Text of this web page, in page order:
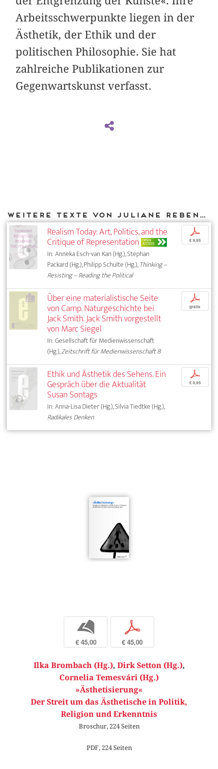
Arbeitsschwerpunkte liegen in der
Ästhetik, der Ethik und der
politischen Philosophie. Sie hat
zahlreiche Publikationen zur
Gegenwartskunst verfasst.
Weitere Texte von Juliane Rebentisch bei DIAPHANES
Realism Today: Art, Politics, and the
Critique of Representation OPEN
ACCESS
In: Anneka Esch-van Kan (Hg.), Stephan
Packard (Hg.), Philipp Schulte (Hg.),Thinking –
Resisting – Reading the Political
p
€ 9,95
Über eine materialistische Seite
von Camp. Naturgeschichte bei
Jack Smith. Jack Smith vorgestellt
von Marc Siegel
In: Gesellschaft für Medienwissenschaft
(Hg.),Zeitschrift für Medienwissenschaft 8
p
gratis
Ethik und Ästhetik des Sehens. Ein
Gespräch über die Aktualität
Susan Sontags
In: Anna-Lisa Dieter (Hg.), Silvia Tiedtke (Hg.),
Radikales Denken
p
€ 9,95
b
€ 45,00
p
€ 45,00
Ilka Brombach (Hg.), Dirk Setton (Hg.),
Cornelia Temesvári (Hg.)
»Ästhetisierung«
Der Streit um das Ästhetische in Politik,
Religion und Erkenntnis
Broschur, 224 Seiten
PDF, 224 Seiten